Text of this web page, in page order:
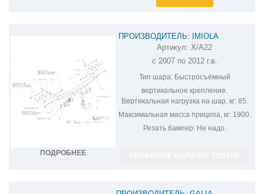
ПОДРОБНЕЕ
ПРОИЗВОДИТЕЛЬ: IMIOLA
ФАРКОП НА MAZDA CX-9 X/A22
Артикул: X/A22
с 2007 по 2012 г.в.
Тип шара:Быстросъёмный
вертикальное крепление.
Вертикальная нагрузка на шар, кг:85.
Максимальная масса прицепа, кг:1900.
Резать бампер:Не надо.